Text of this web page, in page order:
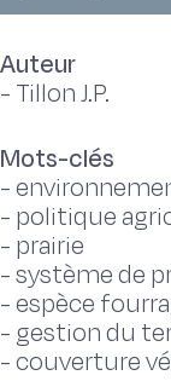
Auteur
- Tillon J.P.
Mots-clés
-
- politique
- prairie
-système de
-espèce
- gestion du
-couverture